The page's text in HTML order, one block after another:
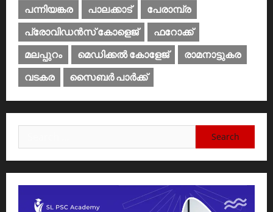
പന്നിയങ്കര
പാലക്കാട്‌
പേരാമ്പ്ര
പ്രോവിഡന്‍സ് കോളെജ്‌
ഫറോക്ക്
മലപ്പുറം
മെഡിക്കൽ കോളേജ്‌
രാമനാട്ടുകര
വടകര
സൈബര്‍ പാര്‍ക്ക്‌
for: